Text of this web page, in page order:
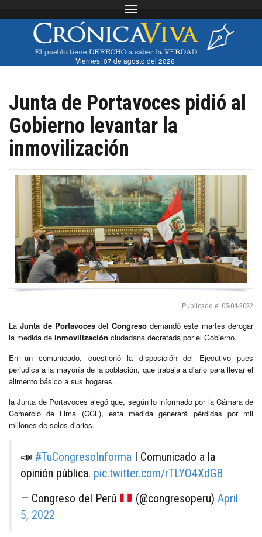
Toggle navigation
Viernes, 07 de agosto del 2026
Junta de Portavoces pidió al
Gobierno levantar la
inmovilización
Publicado el 05-04-2022
LaJunta de Portavoces del Congresodemandó este martes derogar
la medida de inmovilización ciudadana decretada por el Gobierno.
En un comunicado, cuestionó la disposición del Ejecutivo pues
perjudica a la mayoría de la población, que trabaja a diario para llevar el
alimento básico a sus hogares.
la Junta de Portavoces alegó que, según lo informado por la Cámara de
Comercio de Lima (CCL), esta medida generará pérdidas por mil
millones de soles diarios.
📣 #TuCongresoInforma I Comunicado a la
opinión pública. pic.twitter.com/rTLYO4XdGB
— Congreso del Perú
(@congresoperu) April
5, 2022